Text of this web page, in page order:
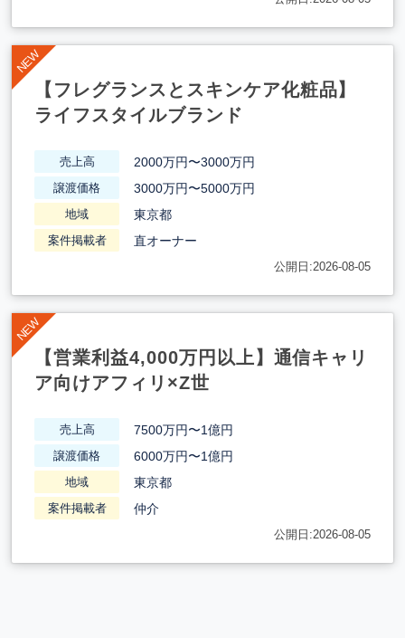
【フレグランスとスキンケア化粧品】
ライフスタイルブランド
売上高 2000万円〜3000万円
譲渡価格 3000万円〜5000万円
地域 東京都
案件掲載者 直オーナー
公開日:2026-08-05
【営業利益4,000万円以上】通信キャリ
ア向けアフィリ×Z世
売上高 7500万円〜1億円
譲渡価格 6000万円〜1億円
地域 東京都
案件掲載者 仲介
公開日:2026-08-05